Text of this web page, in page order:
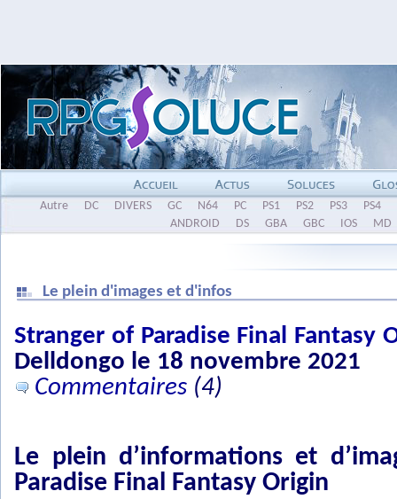
Autre DC DIVERS GC N64 PC PS1 PS2 PS3
PS4
ANDROID
DS GBA GBC IOS MD
Le plein d'images et d'infos
Stranger of Paradise Final Fantasy
Delldongo le 18 novembre 2021
Commentaires (4)
Le plein d’informations et
Paradise Final Fantasy Origin